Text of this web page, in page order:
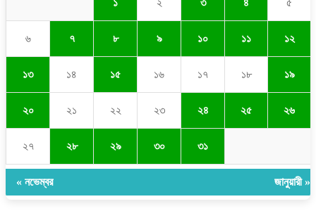
১ ২ ৩ ৪ ৫
৬ ৭ ৮ ৯ ১০ ১১ ১২
১৩ ১৪ ১৫ ১৬ ১৭ ১৮ ১৯
২০ ২১ ২২ ২৩ ২৪ ২৫ ২৬
২৭ ২৮ ২৯ ৩০ ৩১
« নভেম্বর জানুয়ারী »